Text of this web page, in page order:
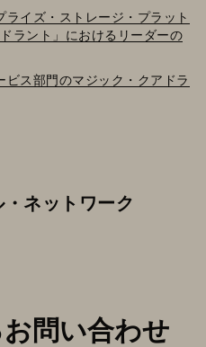
イズ・ストレージ・プラット
ラント」におけるリーダーの
ス部門のマジック・クアドラ
ネットワーク
問い合わせ